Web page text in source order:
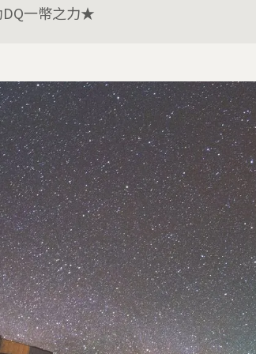
一幣之力★